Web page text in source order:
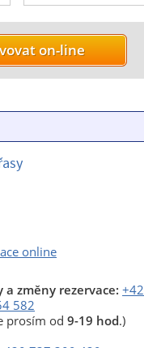
online
a změny rezervace:
582
prosím od9-19 hod.)